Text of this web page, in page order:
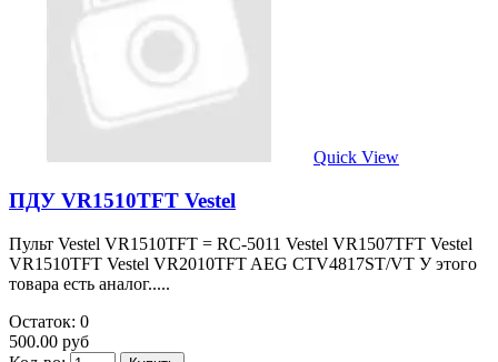
Quick View
ПДУ VR1510TFT Vestel
Пульт Vestel VR1510TFT = RC-5011 Vestel VR1507TFT Vestel
VR1510TFT Vestel VR2010TFT AEG CTV4817ST/VT У этого
товара есть аналог.....
Остаток: 0
500.00 руб